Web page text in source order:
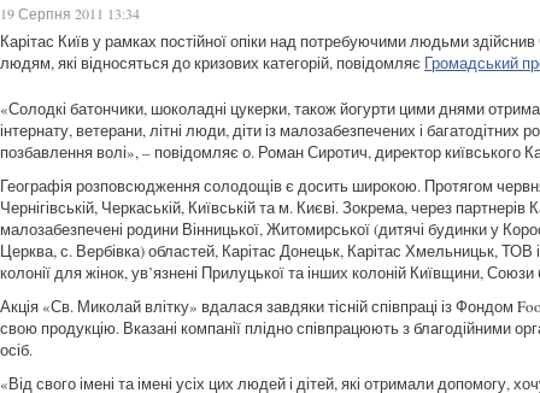
19 Серпня 2011 13:34
Карітас Київ у рамках постійної опіки над потребуючими людьми
людям, які відносяться до кризових категорій, повідомляє Громадський
«Солодкі батончики, шоколадні цукерки, також йогурти цими днями
інтернату, ветерани, літні люди, діти із малозабезпечених і
позбавлення волі», – повідомляє о. Роман Сиротич, директор київського
Географія розповсюдження солодощів є досить широкою. Протягом
Чернігівській, Черкаській, Київській та м. Києві. Зокрема, через
малозабезпечені родини Вінницької, Житомирської (дитячі будинки у
Церква, с. Вербівка) областей, Карітас Донецьк, Карітас Хмельницьк, ТОВ
колонії для жінок, ув’язнені Прилуцької та інших колоній Київщини, Союзи
Акція «Св. Миколай влітку» вдалася завдяки тісній співпраці із Фондом
свою продукцію. Вказані компанії плідно співпрацюють з благодійними
осіб.
«Від свого імені та імені усіх цих людей і дітей, які отримали